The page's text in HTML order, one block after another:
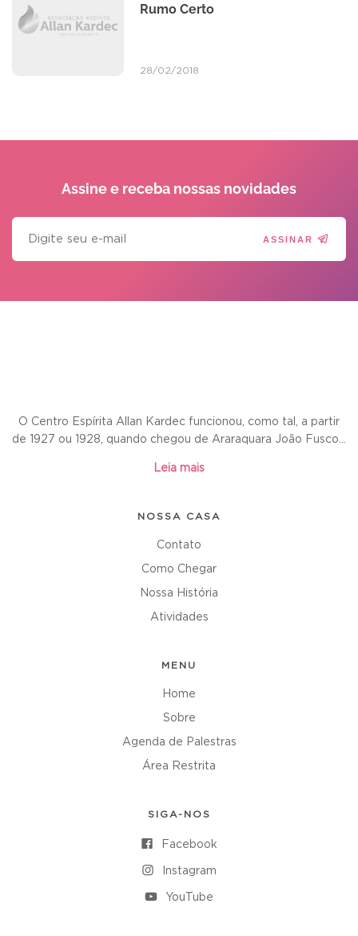
Rumo Certo
28/02/2018
Assine e receba nossas novidades
ASSINAR
O Centro Espírita Allan Kardec funcionou, como tal, a partir
de 1927 ou 1928, quando chegou de Araraquara João Fusco...
Leia mais
NOSSA CASA
Contato
Como Chegar
Nossa História
Atividades
MENU
Home
Sobre
Agenda de Palestras
Área Restrita
SIGA-NOS
Facebook
Instagram
YouTube